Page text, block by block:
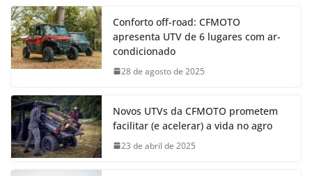
Conforto off-road: CFMOTO
apresenta UTV de 6 lugares com ar-
condicionado
28 de agosto de 2025
Novos UTVs da CFMOTO prometem
facilitar (e acelerar) a vida no agro
23 de abril de 2025